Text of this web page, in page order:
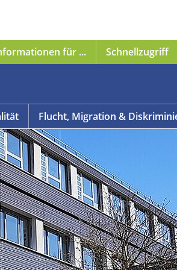
für ... Schnellzugriff
Flucht, Migration &